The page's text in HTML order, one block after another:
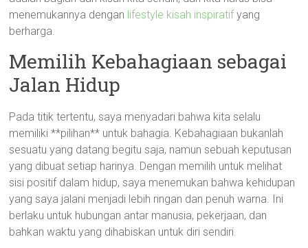
menemukannya dengan lifestyle kisah inspiratifyang
berharga.
Memilih Kebahagiaan sebagai
Jalan Hidup
Pada titik tertentu, saya menyadari bahwa kita selalu
memiliki **pilihan** untuk bahagia. Kebahagiaan bukanlah
sesuatu yang datang begitu saja, namun sebuah keputusan
yang dibuat setiap harinya. Dengan memilih untuk melihat
sisi positif dalam hidup, saya menemukan bahwa kehidupan
yang saya jalani menjadi lebih ringan dan penuh warna. Ini
berlaku untuk hubungan antar manusia, pekerjaan, dan
bahkan waktu yang dihabiskan untuk diri sendiri.